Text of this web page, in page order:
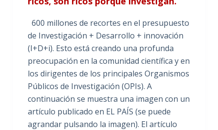
600 millones de recortes en el presupuesto
de Investigación + Desarrollo + innovación
(I+D+i). Esto está creando una profunda
preocupación en la comunidad científica y en
los dirigentes de los principales Organismos
Públicos de Investigación (OPIs). A
continuación se muestra una imagen con un
artículo publicado en EL PAÍS (se puede
agrandar pulsando la imagen). El artículo